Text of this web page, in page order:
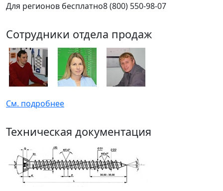
Для регионов бесплатно8 (800) 550-98-07
Сотрудники отдела продаж
См. подробнее
Техническая документация